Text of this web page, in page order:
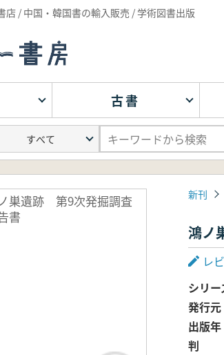
店 / 中国・韓国書の輸入販売 / 学術図書出版
古書
巣遺跡 第9次発掘調査
書
新刊
鴻ノ
レ
シリー
発行元
出版年
判